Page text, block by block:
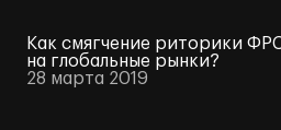
Как смягчение риторики
на глобальные рынки?
28 марта 2019